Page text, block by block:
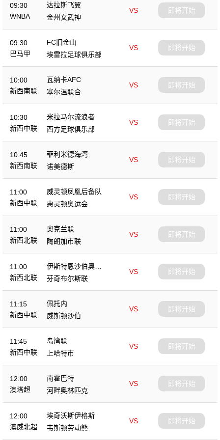
09:30
WNBA
达拉斯飞翼
VS
金州女武神
即将开始
09:30
巴马甲
FC旧金山
VS
埃雷拉足球俱乐部
即将开始
10:00
新西南联
瓦纳卡AFC
VS
塞尔温联合
即将开始
10:30
新西中联
米拉马尔流浪者
VS
西方足球俱乐部
即将开始
10:45
新西南联
菲利米德海湾
VS
诺美德斯
即将开始
11:00
新西中联
威灵顿凤凰后备队
VS
惠灵顿奥运会
即将开始
11:00
新西北联
奥克兰联
VS
陶朗加市联
即将开始
11:00
新西北联
伊斯特恩沙伯奥克
兰
VS
芬奇布尔斯联
即将开始
11:15
新西中联
佩托内
VS
威斯顿沙伯
即将开始
11:45
新西中联
岛湾联
VS
上哈特市
即将开始
12:00
澳塔超
南霍巴特
VS
河畔奥林匹克
即将开始
12:00
澳威北超
埃奇沃斯伊格斯
VS
韦斯顿劳动熊
即将开始